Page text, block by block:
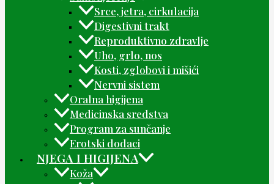
Srce, jetra, cirkulacija
Digestivni trakt
Reproduktivno zdravlje
Uho, grlo, nos
Kosti, zglobovi i mišići
Nervni sistem
Oralna higijena
Medicinska sredstva
Program za sunčanje
Erotski dodaci
NJEGA I HIGIJENA
Koža